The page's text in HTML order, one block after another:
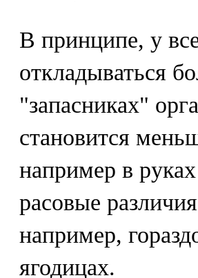
В принципе, у
откладываться
"запасниках"
становится
например в
расовые
например,
ягодицах.